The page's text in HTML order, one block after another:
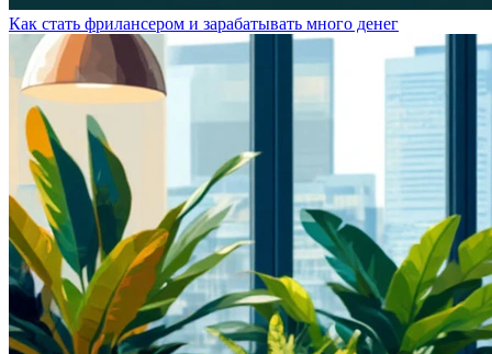
Как стать фрилансером и зарабатывать много денег